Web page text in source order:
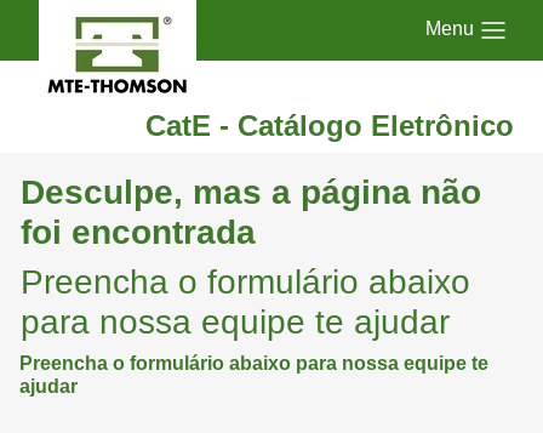
Menu
CatE - Catálogo Eletrônico
Desculpe, mas a página não
foi encontrada
Preencha o formulário abaixo
para nossa equipe te ajudar
Preencha o formulário abaixo para nossa equipe te
ajudar